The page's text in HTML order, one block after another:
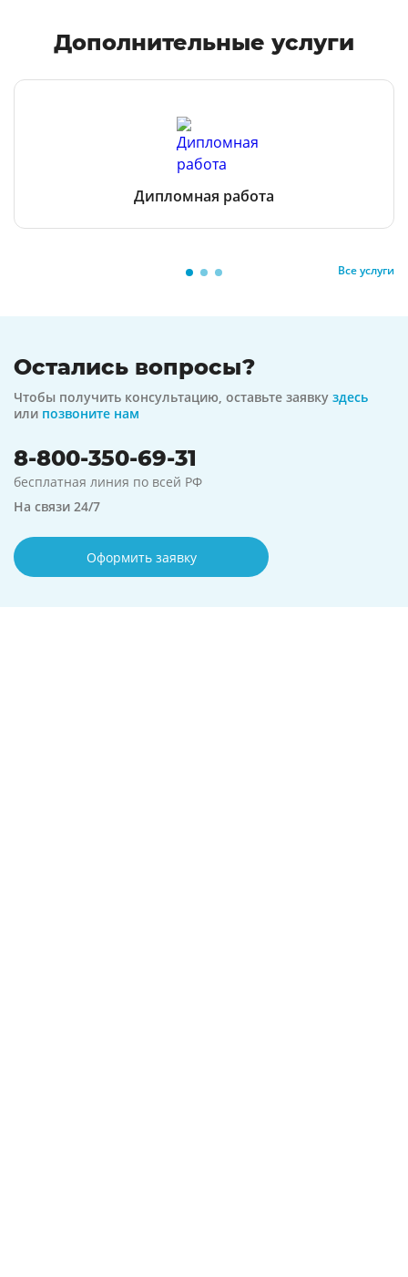
Дополнительные услуги
Дипломная работа
Все услуги
Остались вопросы?
Чтобы получить консультацию, оставьте заявку здесь
или позвоните нам
8-800-350-69-31
бесплатная линия по всей РФ
На связи 24/7
Оформить заявку